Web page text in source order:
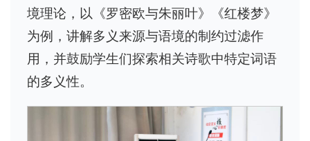
境理论，以《罗密欧与朱丽叶》《红楼梦》
为例，讲解多义来源与语境的制约过滤作
用，并鼓励学生们探索相关诗歌中特定词语
的多义性。